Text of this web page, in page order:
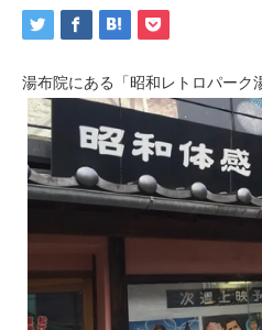
湯布院にある「昭和レトロパーク